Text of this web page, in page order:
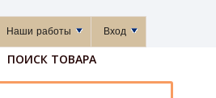
Наши работы Вход
ПОИСК ТОВАРА